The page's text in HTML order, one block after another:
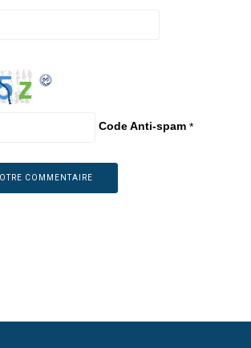
Code Anti-spam *